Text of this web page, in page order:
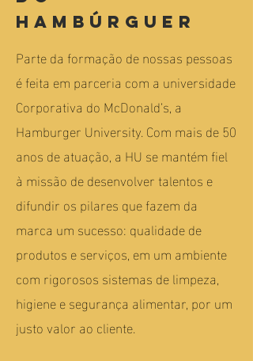
Hambúrguer
Parte da formação de nossas pessoas
é feita em parceria com a universidade
Corporativa do McDonald’s, a
Hamburger University. Com mais de 50
anos de atuação, a HU se mantém fiel
à missão de desenvolver talentos e
difundir os pilares que fazem da
marca um sucesso: qualidade de
produtos e serviços, em um ambiente
com rigorosos sistemas de limpeza,
higiene e segurança alimentar, por um
justo valor ao cliente.